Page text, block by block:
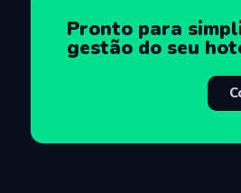
Pronto para
gestão do seu